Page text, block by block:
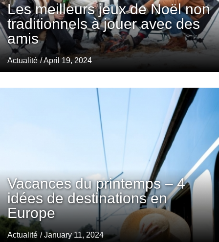
Les meilleurs jeux de Noël non
traditionnels à jouer avec des
amis
Actualité / April 19, 2024
Vacances du printemps – 4
idées de destinations en
Europe
Actualité / January 11, 2024